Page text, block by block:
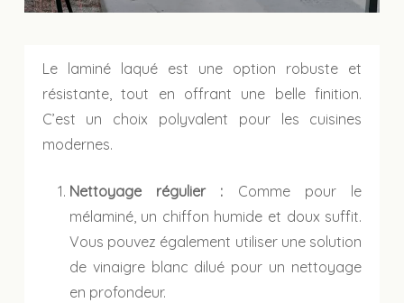
Le laminé laqué est une option robuste et
résistante, tout en offrant une belle finition.
C’est un choix polyvalent pour les cuisines
modernes.
Nettoyage régulier : Comme pour le
mélaminé, un chiffon humide et doux suffit.
Vous pouvez également utiliser une solution
de vinaigre blanc dilué pour un nettoyage
en profondeur.